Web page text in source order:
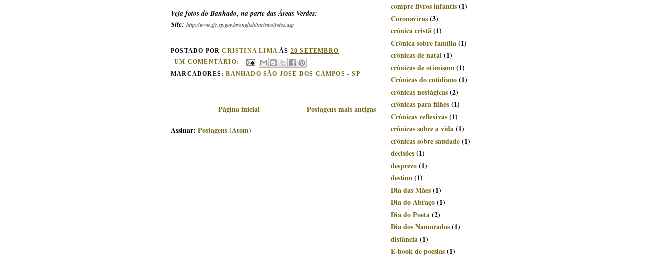
Veja fotos do Banhado, na parte das Áreas Verdes:
Site: http://www.sjc.sp.gov.br/english/turismo/fotos.asp
POSTADO PORCRISTINA LIMA ÀS 20 SETEMBRO
UM COMENTÁRIO:
MARCADORES:BANHADO SÃO JOSÉ DOS CAMPOS - SP
Postagens mais antigas
Página inicial
Assinar: Postagens (Atom)
compre livros infantis(1)
Coronavírus(3)
crônica cristã(1)
Crônica sobre família(1)
crônicas de natal(1)
crônicas de otimismo(1)
Crônicas do cotidiano(1)
crônicas nostágicas(2)
crônicas para filhos(1)
Crônicas reflexivas(1)
crônicas sobre a vida(1)
crônicas sobre saudade(1)
decisões(1)
desprezo(1)
destino(1)
Dia das Mães(1)
Dia do Abraço(1)
Dia do Poeta(2)
Dia dos Namorados(1)
distância(1)
E-book de poesias(1)